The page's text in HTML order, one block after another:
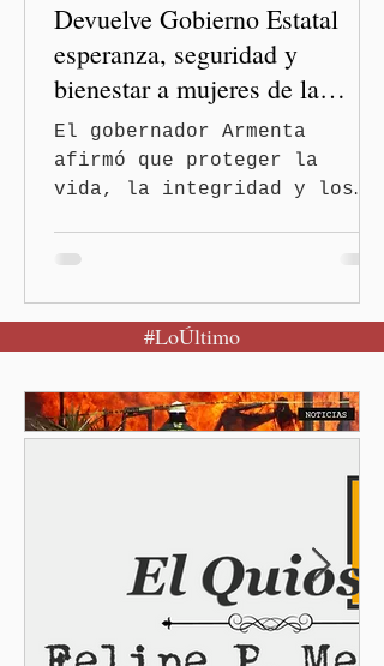
Devuelve Gobierno Estatal
esperanza, seguridad y
bienestar a mujeres de la
periferia urbana
El gobernador Armenta
afirmó que proteger la
vida, la integridad y los
Puebla, Pue.-Cuando una
mujer encuentra un lugar
también recupera la
esperanza de vivir sin
Igualdad, Bienestar, Redes,
Emancipación) número 62 y
la Casa Carmen Serdán
número 25 en el estado, la
#LoÚltimo